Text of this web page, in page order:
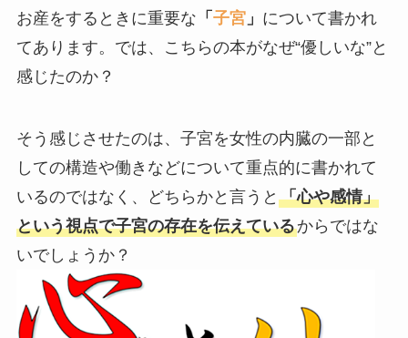
お産をするときに重要な 「 子宮」 について書かれ
てあります。では、こちらの本がなぜ“優しいな”と
感じたのか？
そう感じさせたのは、子宮を女性の内臓の一部と
しての構造や働きなどについて重点的に書かれて
いるのではなく、どちらかと言うと 「心や感情」
という視点で子宮の存在を伝えているからではな
いでしょうか？